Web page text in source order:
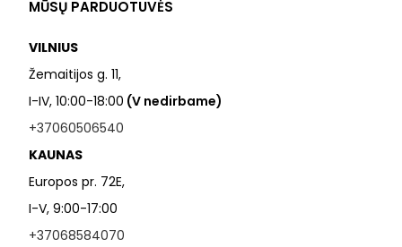
MŪSŲ PARDUOTUVĖS
VILNIUS
Žemaitijos g. 11,
I-IV, 10:00-18:00 (V nedirbame)
+37060506540
KAUNAS
Europos pr. 72E,
I-V, 9:00-17:00
+37068584070